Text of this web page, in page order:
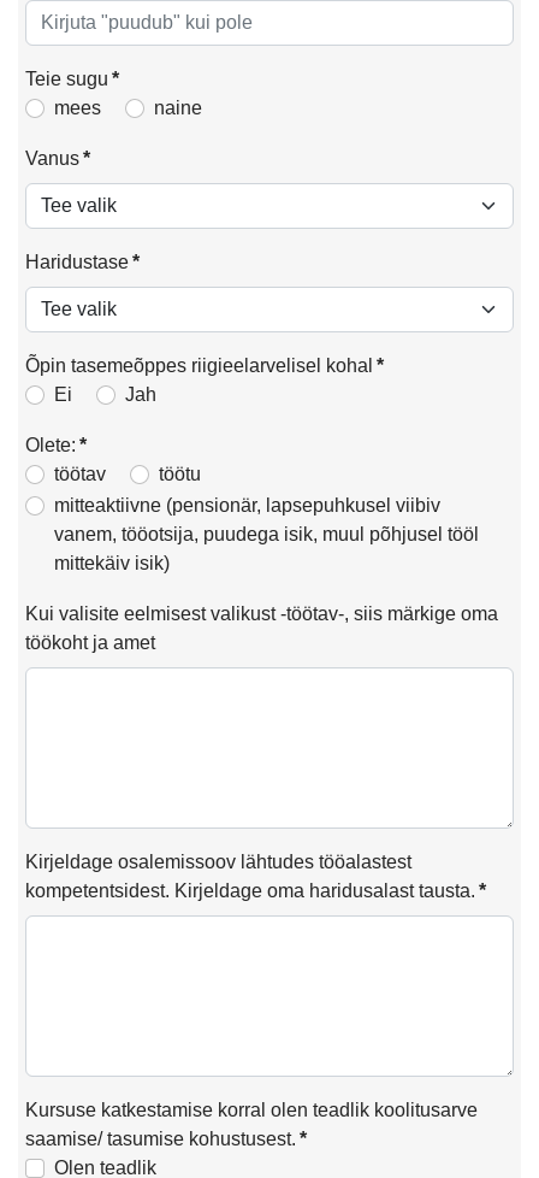
Teie sugu *
mees
naine
Vanus*
Haridustase*
Õpin tasemeõppes riigieelarvelisel kohal *
Ei
Jah
Olete: *
töötav
töötu
mitteaktiivne (pensionär, lapsepuhkusel viibiv
vanem, tööotsija, puudega isik, muul põhjusel tööl
mittekäiv isik)
Kui valisite eelmisest valikust -töötav-, siis märkige oma
töökoht ja amet
Kirjeldage osalemissoov lähtudes tööalastest
kompetentsidest. Kirjeldage oma haridusalast tausta. *
Kursuse katkestamise korral olen teadlik koolitusarve
saamise/ tasumise kohustusest. *
Olen teadlik